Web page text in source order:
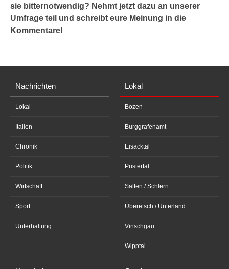
sie bitternotwendig? Nehmt jetzt dazu an unserer
Umfrage teil und schreibt eure Meinung in die
Kommentare!
Nachrichten
Lokal
Italien
Chronik
Politik
Wirtschaft
Sport
Unterhaltung
Lokal
Bozen
Burggrafenamt
Eisacktal
Pustertal
Salten / Schlern
Überetsch / Unterland
Vinschgau
Wipptal